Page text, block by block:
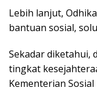
Lebih lanjut,
bantuan sosial,
Sekadar diketahui,
tingkat
Kementerian